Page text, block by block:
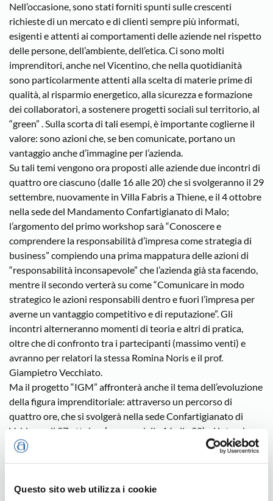
Questo sito web utilizza i cookie
Nell’occasione, sono stati forniti spunti sulle crescenti
richieste di un mercato e di clienti sempre più informati,
esigenti e attenti ai comportamenti delle aziende nel rispetto
delle persone, dell’ambiente, dell’etica. Ci sono molti
imprenditori, anche nel Vicentino, che nella quotidianità
sono particolarmente attenti alla scelta di materie prime di
qualità, al risparmio energetico, alla sicurezza e formazione
dei collaboratori, a sostenere progetti sociali sul territorio, al
“green” . Sulla scorta di tali esempi, è importante coglierne il
valore: sono azioni che, se ben comunicate, portano un
vantaggio anche d’immagine per l’azienda.
Su tali temi vengono ora proposti alle aziende due incontri di
quattro ore ciascuno (dalle 16 alle 20) che si svolgeranno il 29
settembre, nuovamente in Villa Fabris a Thiene, e il 4 ottobre
nella sede del Mandamento Confartigianato di Malo;
l’argomento del primo workshop sarà “Conoscere e
comprendere la responsabilità d’impresa come strategia di
business” compiendo una prima mappatura delle azioni di
“responsabilità inconsapevole” che l’azienda già sta facendo,
mentre il secondo verterà su come “Comunicare in modo
strategico le azioni responsabili dentro e fuori l’impresa per
averne un vantaggio competitivo e di reputazione”. Gli
incontri alterneranno momenti di teoria e altri di pratica,
oltre che di confronto tra i partecipanti (massimo venti) e
avranno per relatori la stessa Romina Noris e il prof.
Giampietro Vecchiato.
Ma il progetto “IGM” affronterà anche il tema dell’evoluzione
della figura imprenditoriale: attraverso un percorso di
quattro ore, che si svolgerà nella sede Confartigianato di
Valdagno il 27 ottobre (sempre dalle 16 alle 20), si intende
infatti offrire una lettura quanto più concreta su come
Claudio De Monte Nuto. Quella di Valdagno sarà la prima